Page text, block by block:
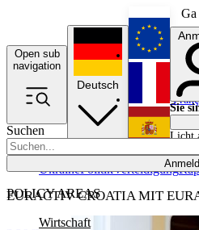
Ga
Open sub
navigation
Suchen
POLICY AREAS
Wirtschaft
UkrainePolitikVerteidigung
Deutsch
Sie
Licht
EURACTIV CROATIA MIT